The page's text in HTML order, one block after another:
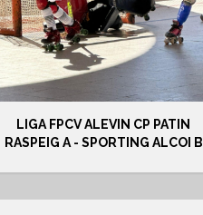
LIGA FPCV ALEVIN CP PATIN
RASPEIG A - SPORTING ALCOI B